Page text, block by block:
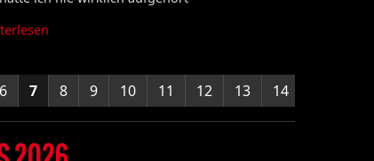
6 7 8 9 10 11 12 13 14